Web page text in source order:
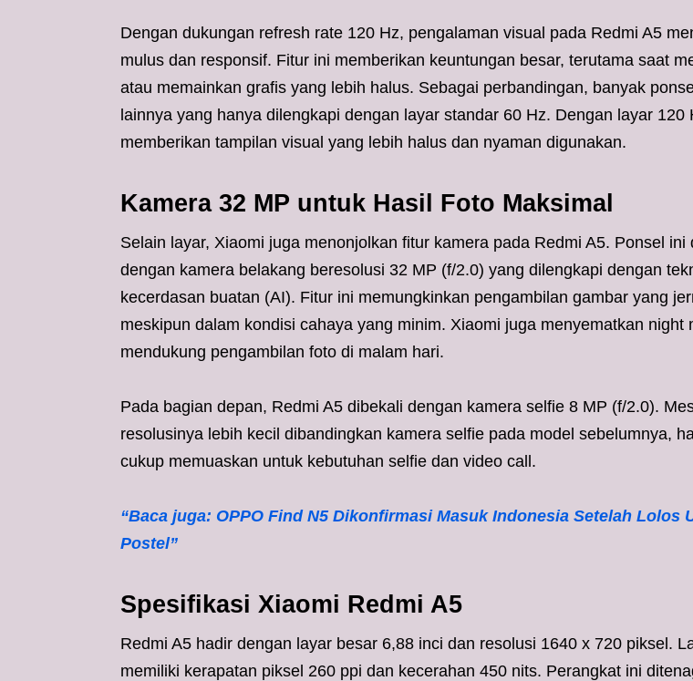
Dengan dukungan refresh rate 120 Hz, pengalaman visual pada Redmi A5
mulus dan responsif. Fitur ini memberikan keuntungan besar, terutama saat
atau memainkan grafis yang lebih halus. Sebagai perbandingan, banyak
lainnya yang hanya dilengkapi dengan layar standar 60 Hz. Dengan layar 120
memberikan tampilan visual yang lebih halus dan nyaman digunakan.
Kamera 32 MP untuk Hasil Foto Maksimal
Selain layar, Xiaomi juga menonjolkan fitur kamera pada Redmi A5. Ponsel ini
dengan kamera belakang beresolusi 32 MP (f/2.0) yang dilengkapi dengan
kecerdasan buatan (AI). Fitur ini memungkinkan pengambilan gambar yang
meskipun dalam kondisi cahaya yang minim. Xiaomi juga menyematkan night
mendukung pengambilan foto di malam hari.
Pada bagian depan, Redmi A5 dibekali dengan kamera selfie 8 MP (f/2.0).
resolusinya lebih kecil dibandingkan kamera selfie pada model sebelumnya,
cukup memuaskan untuk kebutuhan selfie dan video call.
“Baca juga: OPPO Find N5 Dikonfirmasi Masuk Indonesia Setelah Lolos
Postel”
Spesifikasi Xiaomi Redmi A5
Redmi A5 hadir dengan layar besar 6,88 inci dan resolusi 1640 x 720 piksel.
memiliki kerapatan piksel 260 ppi dan kecerahan 450 nits. Perangkat ini